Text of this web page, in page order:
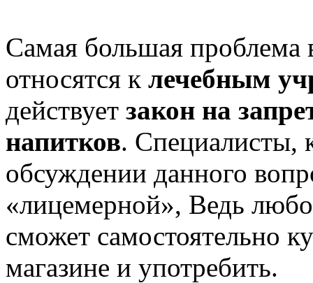
Самая большая проблема
относятся к лечебным
действует закон на
напитков. Специалисты,
обсуждении данного
«лицемерной», Ведь
сможет самостоятельно
магазине и употребить.